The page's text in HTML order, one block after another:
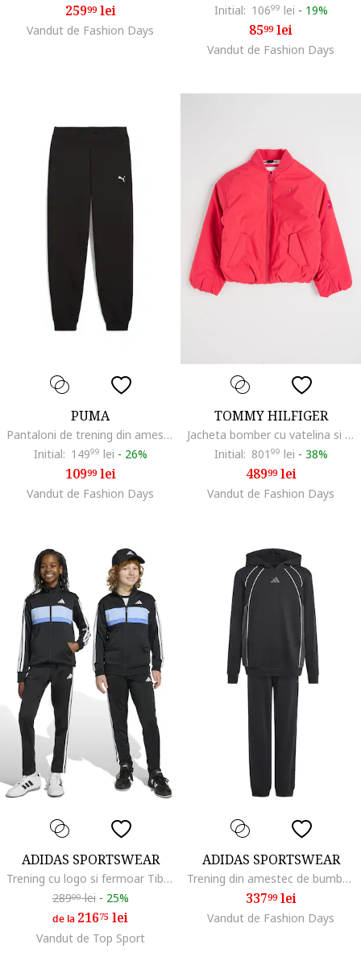
25999lei
Vandut de Fashion Days
Initial: 10699 lei - 19%
8599lei
Vandut de Fashion Days
PUMA
Pantaloni de trening din amestec de bumbac cu logo, Negru
Initial: 14999 lei - 26%
10999lei
Vandut de Fashion Days
TOMMY HILFIGER
Jacheta bomber cu vatelina si logo, Fucsia
Initial: 801 99 lei - 38%
48999lei
Vandut de Fashion Days
ADIDAS SPORTSWEAR
Trening cu logo si fermoar Tiberio, Alb/Negru/Albastru
28900lei - 25%
de la 21675 lei
Vandut de Top Sport
ADIDAS SPORTSWEAR
Trening din amestec de bumbac cu logo, Alb/Gri antracit
33799lei
Vandut de Fashion Days